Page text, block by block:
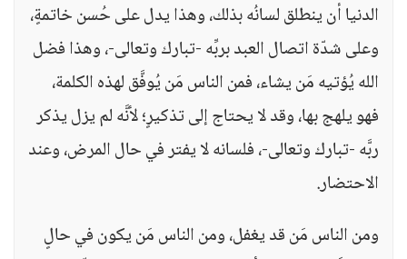
الدنيا أن ينطلق لسانُه بذلك، وهذا يدل على حُسن خاتمةٍ،
وعلى شدّة اتصال العبد بربِّه -تبارك وتعالى-، وهذا فضل
الله يُؤتيه مَن يشاء، فمن الناس مَن يُوفَّق لهذه الكلمة،
فهو يلهج بها، وقد لا يحتاج إلى تذكيرٍ؛ لأنَّه لم يزل يذكر
ربَّه -تبارك وتعالى-، فلسانه لا يفتر في حال المرض، وعند
الاحتضار.
ومن الناس مَن قد يغفل، ومن الناس مَن يكون في حالٍ